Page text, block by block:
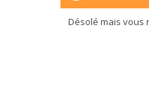
Désolé mais vous